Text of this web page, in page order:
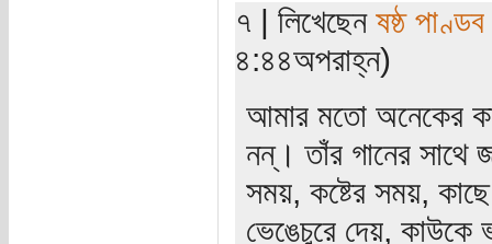
৭ | লিখেছেন ষষ্ঠ পাণ্ডব
৪:৪৪অপরাহ্ন)
আমার মতো অনেকের
নন্‌। তাঁর গানের সাথে
সময়, কষ্টের সময়,
ভেঙেচুরে দেয়, কাউকে